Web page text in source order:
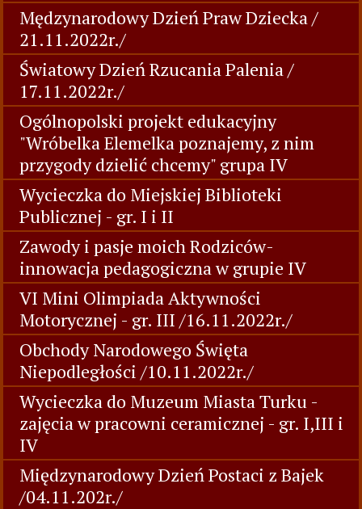
Mędzynarodowy Dzień Praw Dziecka /
21.11.2022r./
Światowy Dzień Rzucania Palenia /
17.11.2022r./
Ogólnopolski projekt edukacyjny
"Wróbelka Elemelka poznajemy, z nim
przygody dzielić chcemy" grupa IV
Wycieczka do Miejskiej Biblioteki
Publicznej - gr. I i II
Zawody i pasje moich Rodziców-
innowacja pedagogiczna w grupie IV
VI Mini Olimpiada Aktywności
Motorycznej - gr. III /16.11.2022r./
Obchody Narodowego Święta
Niepodległości /10.11.2022r./
Wycieczka do Muzeum Miasta Turku -
zajęcia w pracowni ceramicznej - gr. I,III i
IV
Międzynarodowy Dzień Postaci z Bajek
/04.11.202r./